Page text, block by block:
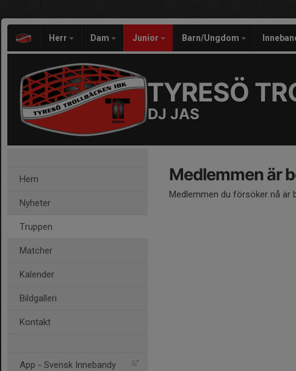
Herr Dam Junior Barn/Ungdom
TYRESÖ
DJ JAS
Hem
Nyheter
Truppen
Matcher
Kalender
Bildgalleri
Kontakt
App - Svensk Innebandy
Medlemmen är
Medlemmen du försöker nå är